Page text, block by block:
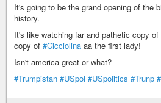
It's going to be the grand opening of the
history.
It's like watching far and pathetic copy of
copy of #Cicciolina aa the first lady!
Isn't america great or what?
#Trumpistan #USpol #USpolitics #Trunp